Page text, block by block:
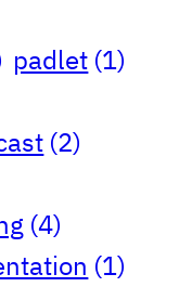
padlet (1)
(2)
(4)
(1)